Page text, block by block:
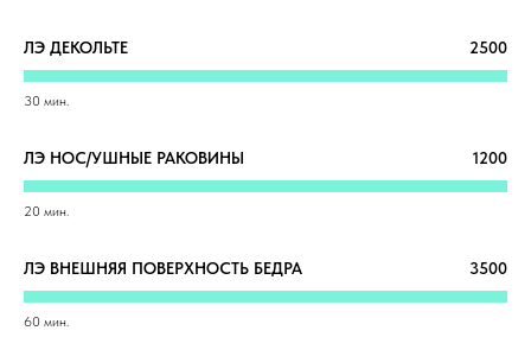
ЛЭ ДЕКОЛЬТЕ 2500
30 мин.
ЛЭ НОС/УШНЫЕ РАКОВИНЫ 1200
20 мин.
ЛЭ ВНЕШНЯЯ ПОВЕРХНОСТЬ БЕДРА 3500
60 мин.